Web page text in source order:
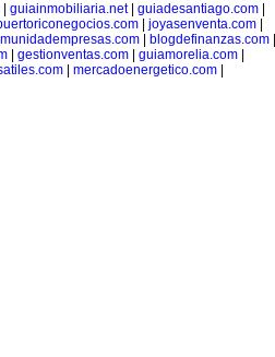
| guiainmobiliaria.net| guiadesantiago.com|
| joyasenventa.com|
| blogdefinanzas.com|
| gestionventas.com| guiamorelia.com|
| mercadoenergetico.com|